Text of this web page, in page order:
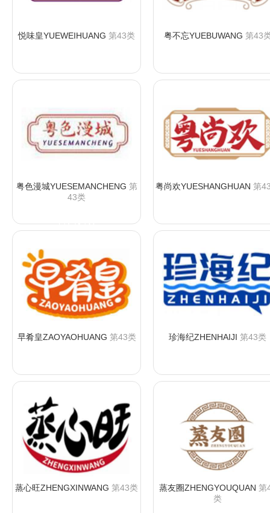
悦味皇YUEWEIHUANG 第43类 粤不忘YUEBUWANG 第43
粤色漫城YUESEMANCHENG 第
43类
粤尚欢YUESHANGHUAN 第
早肴皇ZAOYAOHUANG 第43类 珍海纪ZHENHAIJI 第43类
蒸心旺ZHENGXINWANG 第43类 蒸友圈ZHENGYOUQUAN 第
类